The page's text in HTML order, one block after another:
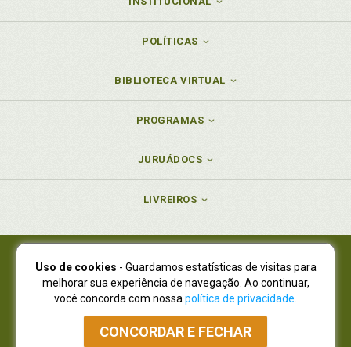
POLÍTICAS
BIBLIOTECA VIRTUAL
PROGRAMAS
JURUÁDOCS
LIVREIROS
Juruá Editora Ltda., CNPJ 77.535.508/0001-19
Juruá Informática Ltda., CNPJ 01.701.561/0001-80
NOVO ENDEREÇO:R. Flávio Dallegrave, 7665, São Lourenço |
Curitiba - Paraná - CEP 82210-310
Atendimento: (41) 4009-3900|Vendas Atacado: (41) 4009-3939
Uso de cookies - Guardamos estatísticas de visitas para
melhorar sua experiência de navegação. Ao continuar,
você concorda com nossa política de privacidade
CONCORDAR E FECHAR